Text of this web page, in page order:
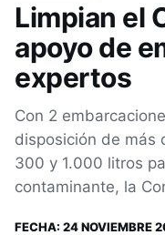
Limpian el
apoyo de
expertos
Con 2
disposición de más
300 y 1.000 litros
contaminante, la
FECHA: 24 NOVIEMBRE